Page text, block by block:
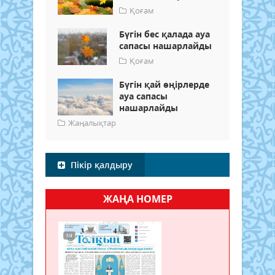
Қоғам
Бүгін бес қалада ауа
сапасы нашарлайды
Қоғам
Бүгін қай өңірлерде
ауа сапасы
нашарлайды
Жаңалықтар
Пікір қалдыру
ЖАҢА НОМЕР